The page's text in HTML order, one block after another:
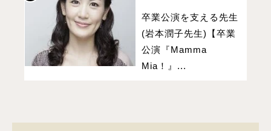
卒業公演を支える先生
(岩本潤子先生)【卒業
公演『Mamma
Mia！』...